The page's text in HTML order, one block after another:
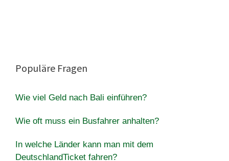
Populäre Fragen
Wie viel Geld nach Bali einführen?
Wie oft muss ein Busfahrer anhalten?
In welche Länder kann man mit dem
DeutschlandTicket fahren?